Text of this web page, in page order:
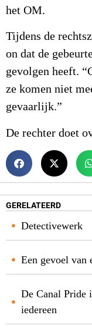
het OM.
Tijdens de
on dat de
gevolgen heeft.
ze komen niet
gevaarlijk.”
De rechter doet
GERELATEERD
Detectivewerk
Een gevoel van
De Canal Pride
iedereen